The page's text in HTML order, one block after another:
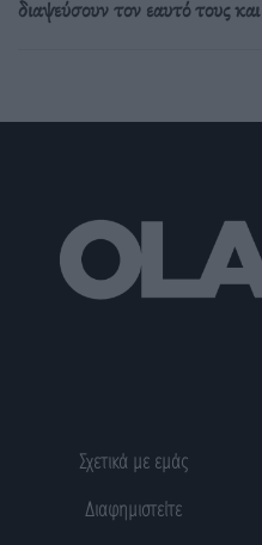
διαψεύσουν τον εαυτό τους
Σχετικά με εμάς
Διαφημιστείτε